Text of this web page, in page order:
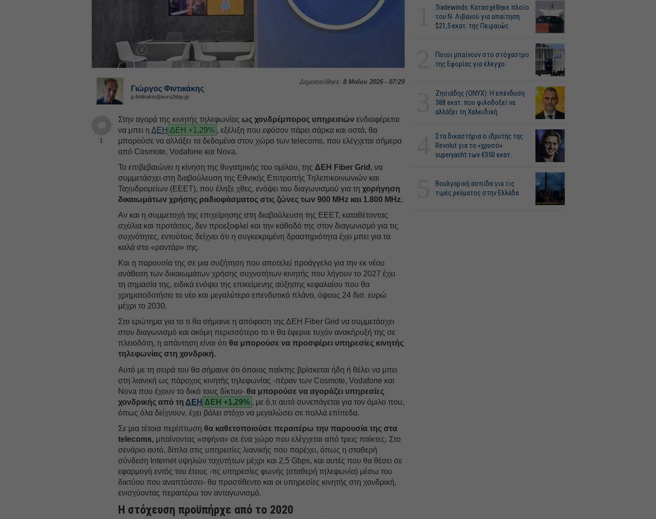
Δημοσιεύθηκε: 8 Μαΐου 2026 - 07:29
Γιώργος Φιντικάκης
g.fintikakis@euro2day.gr
1
Στην αγορά της κινητής τηλεφωνίαςως χονδρέμπορος υπηρεσιώνενδιαφέρεται
να μπει ηΔΕΗ ΔΕΗ +1,29% , εξέλιξη που εφόσον πάρει σάρκα και οστά, θα
μπορούσε να αλλάξει τα δεδομένα στον χώρο των telecoms, που ελέγχεται σήμερα
από Cosmote, Vodafone και Nova.
Το επιβεβαιώνει η κίνηση της θυγατρικής του ομίλου, τηςΔΕH Fiber Grid , να
συμμετάσχει στη διαβούλευση της Εθνικής Επιτροπής Τηλεπικοινωνιών και
Ταχυδρομείων (ΕΕΕΤ), που έληξε χθες, ενόψει του διαγωνισμού για τηχορήγηση
δικαιωμάτων χρήσης ραδιοφάσματος στις ζώνες των 900 MHz και 1.800 MHz.
Αν και η συμμετοχή της επιχείρησης στη διαβούλευση της ΕΕΕΤ, καταθέτοντας
σχόλια και προτάσεις, δεν προεξοφλεί και την κάθοδό της στον διαγωνισμό για τις
συχνότητες, εντούτοις δείχνει ότι η συγκεκριμένη δραστηριότητα έχει μπει για τα
καλά στο «ραντάρ» της.
Και η παρουσία της σε μια συζήτηση που αποτελεί προάγγελο για την εκ νέου
ανάθεση των δικαιωμάτων χρήσης συχνοτήτων κινητής που λήγουν το 2027 έχει
τη σημασία της, ειδικά ενόψει της επικείμενης αύξησης κεφαλαίου που θα
χρηματοδοτήσει το νέο και μεγαλύτερο επενδυτικό πλάνο, ύψους 24 δισ. ευρώ
μέχρι το 2030.
Στο ερώτημα για το τι θα σήμαινε η απόφαση της ΔΕH Fiber Grid να συμμετάσχει
στον διαγωνισμό και ακόμη περισσότερο το τι θα έφερνε τυχόν ανακήρυξή της σε
πλειοδότη, η απάντηση είναι ότι θα μπορούσε να προσφέρει υπηρεσίες κινητής
τηλεφωνίας στη χονδρική.
Αυτό με τη σειρά του θα σήμαινε ότι όποιος παίκτης βρίσκεται ήδη ή θέλει να μπει
στη λιανική ως πάροχος κινητής τηλεφωνίας -πέραν των Cosmote, Vodafone και
Nova που έχουν το δικό τους δίκτυο- θα μπορούσε να αγοράζει υπηρεσίες
χονδρικής από τηΔΕΗ ΔΕΗ +1,29% , με ό,τι αυτό συνεπάγεται για τον όμιλο που,
όπως όλα δείχνουν, έχει βάλει στόχο να μεγαλώσει σε πολλά επίπεδα.
Σε μια τέτοια περίπτωση θα καθετοποιούσε περαιτέρω την παρουσία της στα
telecoms, μπαίνοντας «σφήνα» σε ένα χώρο που ελέγχεται από τρεις παίκτες. Στο
σενάριο αυτό, δίπλα στις υπηρεσίες λιανικής που παρέχει, όπως η σταθερή
σύνδεση Ιnternet υψηλών ταχυτήτων μέχρι και 2,5 Gbps, και αυτές που θα θέσει σε
εφαρμογή εντός του έτους -τις υπηρεσίες φωνής (σταθερή τηλεφωνία) μέσω του
δικτύου που αναπτύσσει- θα προστίθεντο και οι υπηρεσίες κινητής στη χονδρική,
ενισχύοντας περαιτέρω τον ανταγωνισμό.
Η στόχευση προϋπήρχε από το 2020
Tradewinds: Κατασχέθηκε πλοίο
του Ν. Λιβανού για απαίτηση
$21,5 εκατ. της Πειραιώς
Ποιοι μπαίνουν στο στόχαστρο
της Εφορίας για έλεγχο
Ζησιάδης (ONYX): Η επένδυση
388 εκατ. που φιλοδοξεί να
αλλάξει τη Χαλκιδική
Στα δικαστήρια ο ιδρυτής της
Revolut για το «χρυσό»
superyacht των €350 εκατ.
Βουλγαρική ασπίδα για τις
τιμές ρεύματος στην Ελλάδα